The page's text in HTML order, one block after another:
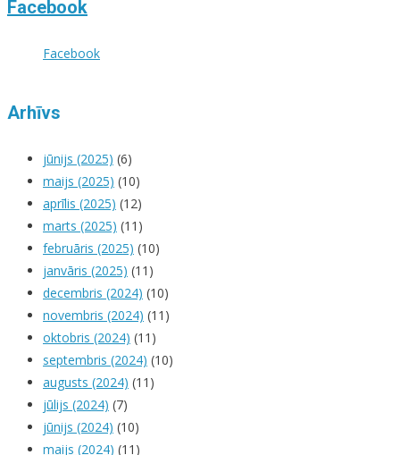
Facebook
Facebook
Arhīvs
jūnijs (2025) (6)
maijs (2025) (10)
aprīlis (2025) (12)
marts (2025) (11)
februāris (2025) (10)
janvāris (2025) (11)
decembris (2024) (10)
novembris (2024) (11)
oktobris (2024) (11)
septembris (2024) (10)
augusts (2024) (11)
jūlijs (2024) (7)
jūnijs (2024) (10)
maijs (2024) (11)